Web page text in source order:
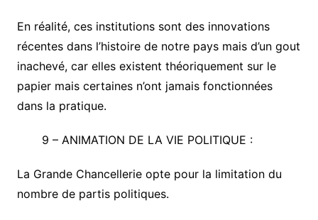
En réalité, ces institutions sont des innovations
récentes dans l’histoire de notre pays mais d’un gout
inachevé, car elles existent théoriquement sur le
papier mais certaines n’ont jamais fonctionnées
dans la pratique.
9 – ANIMATION DE LA VIE POLITIQUE :
La Grande Chancellerie opte pour la limitation du
nombre de partis politiques.